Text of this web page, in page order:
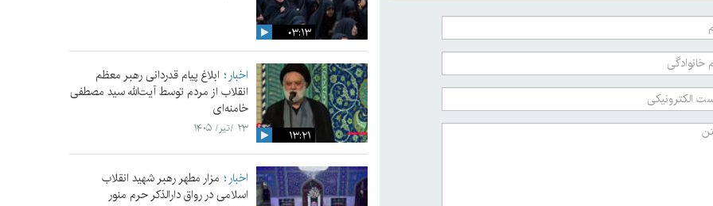
۰۳:۱۳
۱۳:۲۱
اخبار ابلاغ پیام قدردانی رهبر معظم
انقلاب از مردم توسط آیت‌الله سید مصطفی
خامنه‌ای
۲۳ /تیر/ ۱۴۰۵
اخبار مزار مطهر رهبر شهید انقلاب
اسلامی در رواق دارالذکر حرم منور